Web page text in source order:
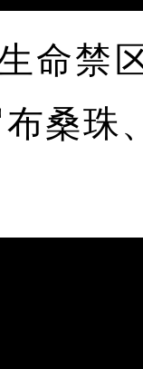
禁
桑珠